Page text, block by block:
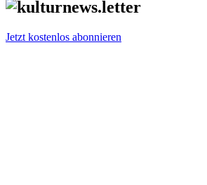
Jetzt kostenlos abonnieren